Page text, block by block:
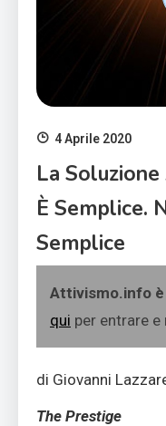
4 Aprile 2020
La
È Semplice.
Semplice
Attivismo.info è
qui per entrare e
di Giovanni
The Prestige